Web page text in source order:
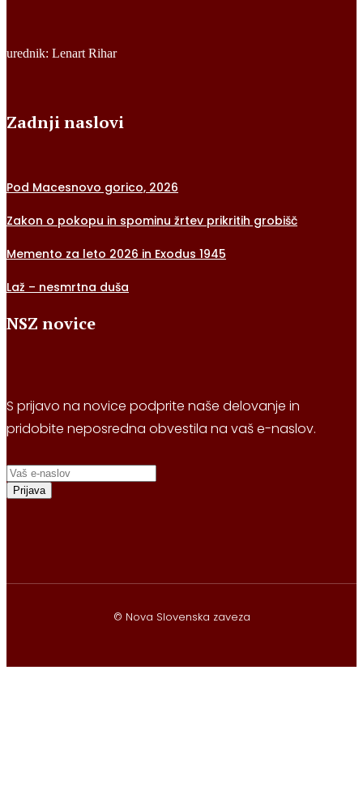
urednik: Lenart Rihar
Zadnji naslovi
Pod Macesnovo gorico, 2026
Zakon o pokopu in spominu žrtev prikritih grobišč
Memento za leto 2026 in Exodus 1945
Laž – nesmrtna duša
NSZ novice
S prijavo na novice podprite naše delovanje in
pridobite neposredna obvestila na vaš e-naslov.
Prijava
© Nova Slovenska zaveza